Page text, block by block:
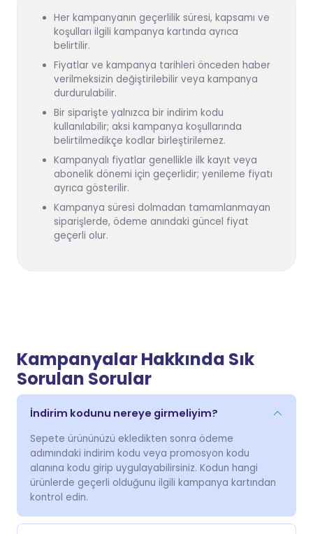
Her kampanyanın geçerlilik süresi, kapsamı ve
koşulları ilgili kampanya kartında ayrıca
belirtilir.
Fiyatlar ve kampanya tarihleri önceden haber
verilmeksizin değiştirilebilir veya kampanya
durdurulabilir.
Bir siparişte yalnızca bir indirim kodu
kullanılabilir; aksi kampanya koşullarında
belirtilmedikçe kodlar birleştirilemez.
Kampanyalı fiyatlar genellikle ilk kayıt veya
abonelik dönemi için geçerlidir; yenileme fiyatı
ayrıca gösterilir.
Kampanya süresi dolmadan tamamlanmayan
siparişlerde, ödeme anındaki güncel fiyat
geçerli olur.
Kampanyalar Hakkında Sık
Sorulan Sorular
İndirim kodunu nereye girmeliyim?
Sepete ürününüzü ekledikten sonra ödeme
adımındaki indirim kodu veya promosyon kodu
alanına kodu girip uygulayabilirsiniz. Kodun hangi
ürünlerde geçerli olduğunu ilgili kampanya kartından
kontrol edin.